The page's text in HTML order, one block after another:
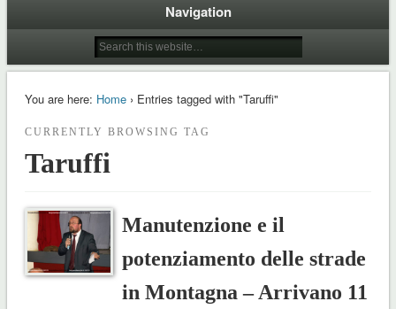
Navigation
You are here: Home› Entries tagged with "Taruffi"
CURRENTLY BROWSING TAG
Taruffi
Manutenzione e il
potenziamento delle strade
in Montagna – Arrivano 11